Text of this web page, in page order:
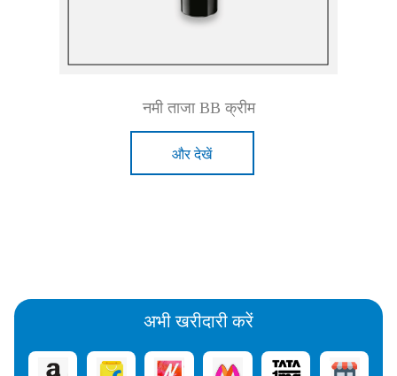
नमी ताजा BB क्रीम
और देखें
अभी खरीदारी करें